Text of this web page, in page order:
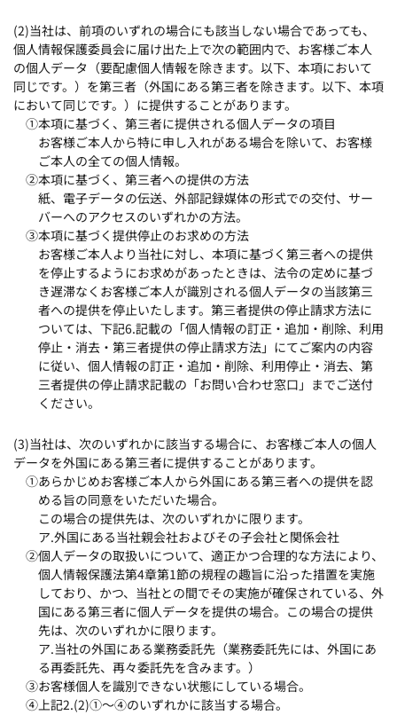
(2)当社は、前項のいずれの場合にも該当しない場合であっても、
個人情報保護委員会に届け出た上で次の範囲内で、お客様ご本人
の個人データ（要配慮個人情報を除きます。以下、本項において
同じです。）を第三者（外国にある第三者を除きます。以下、本項
において同じです。）に提供することがあります。
①本項に基づく、第三者に提供される個人データの項目
お客様ご本人から特に申し入れがある場合を除いて、お客様
ご本人の全ての個人情報。
②本項に基づく、第三者への提供の方法
紙、電子データの伝送、外部記録媒体の形式での交付、サー
バーへのアクセスのいずれかの方法。
③本項に基づく提供停止のお求めの方法
お客様ご本人より当社に対し、本項に基づく第三者への提供
を停止するようにお求めがあったときは、法令の定めに基づ
き遅滞なくお客様ご本人が識別される個人データの当該第三
者への提供を停止いたします。第三者提供の停止請求方法に
ついては、下記6.記載の「個人情報の訂正・追加・削除、利用
停止・消去・第三者提供の停止請求方法」にてご案内の内容
に従い、個人情報の訂正・追加・削除、利用停止・消去、第
三者提供の停止請求記載の「お問い合わせ窓口」までご送付
ください。
(3)当社は、次のいずれかに該当する場合に、お客様ご本人の個人
データを外国にある第三者に提供することがあります。
①あらかじめお客様ご本人から外国にある第三者への提供を認
める旨の同意をいただいた場合。
この場合の提供先は、次のいずれかに限ります。
ア.外国にある当社親会社およびその子会社と関係会社
②個人データの取扱いについて、適正かつ合理的な方法により、
個人情報保護法第4章第1節の規程の趣旨に沿った措置を実施
しており、かつ、当社との間でその実施が確保されている、外
国にある第三者に個人データを提供の場合。この場合の提供
先は、次のいずれかに限ります。
ア.当社の外国にある業務委託先（業務委託先には、外国にあ
る再委託先、再々委託先を含みます。）
③お客様個人を識別できない状態にしている場合。
④上記2.(2)①～④のいずれかに該当する場合。